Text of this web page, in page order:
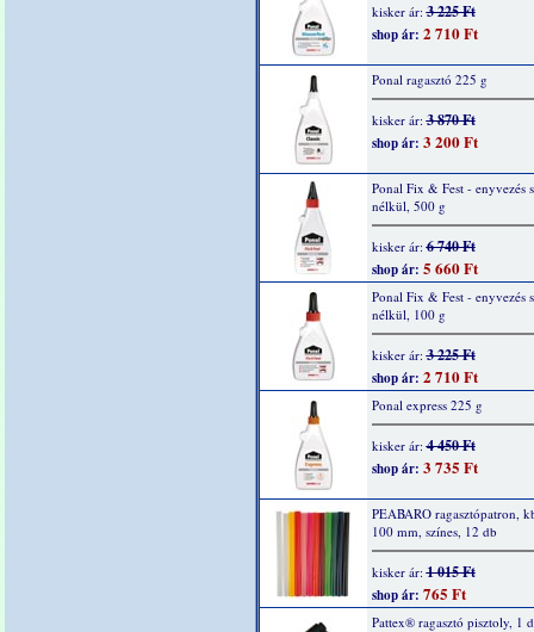
kisker ár:3 225 Ft
shop ár: 2 710 Ft
Ponal ragasztó 225 g
kisker ár:3 870 Ft
shop ár: 3 200 Ft
Ponal Fix & Fest - enyvezés
nélkül, 500 g
kisker ár:6 740 Ft
shop ár: 5 660 Ft
Ponal Fix & Fest - enyvezés
nélkül, 100 g
kisker ár:3 225 Ft
shop ár: 2 710 Ft
Ponal express 225 g
kisker ár:4 450 Ft
shop ár: 3 735 Ft
PEABARO ragasztópatron,
100 mm, színes, 12 db
kisker ár:1 015 Ft
shop ár: 765 Ft
Pattex® ragasztó pisztoly, 1